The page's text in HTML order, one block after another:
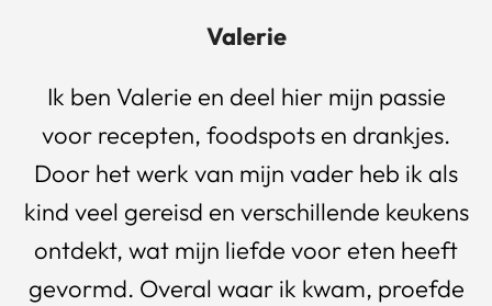
Valerie
Ik ben Valerie en deel hier mijn passie
voor recepten, foodspots en drankjes.
Door het werk van mijn vader heb ik als
kind veel gereisd en verschillende keukens
ontdekt, wat mijn liefde voor eten heeft
gevormd. Overal waar ik kwam, proefde